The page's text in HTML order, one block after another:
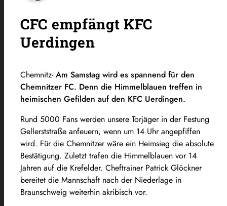
CFC empfängt KFC
Uerdingen
Chemnitz-Am Samstag wird es spannend für den
Chemnitzer FC. Denn die Himmelblauen treffen in
heimischen Gefilden auf den KFC Uerdingen.
Rund 5000 Fans werden unsere Torjäger in der Festung
Gellerststraße anfeuern, wenn um 14 Uhr angepfiffen
wird. Für die Chemnitzer wäre ein Heimsieg die absolute
Bestätigung. Zuletzt trafen die Himmelblauen vor 14
Jahren auf die Krefelder. Cheftrainer Patrick Glöckner
bereitet die Mannschaft nach der Niederlage in
Braunschweig weiterhin akribisch vor.